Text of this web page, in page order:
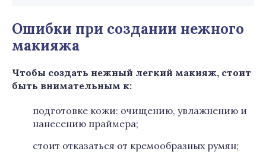
Ошибки при создании нежного
макияжа
Чтобы создать нежный легкий макияж, стоит
быть внимательным к:
подготовке кожи: очищению, увлажнению и
нанесению праймера;
стоит отказаться от кремообразных румян;